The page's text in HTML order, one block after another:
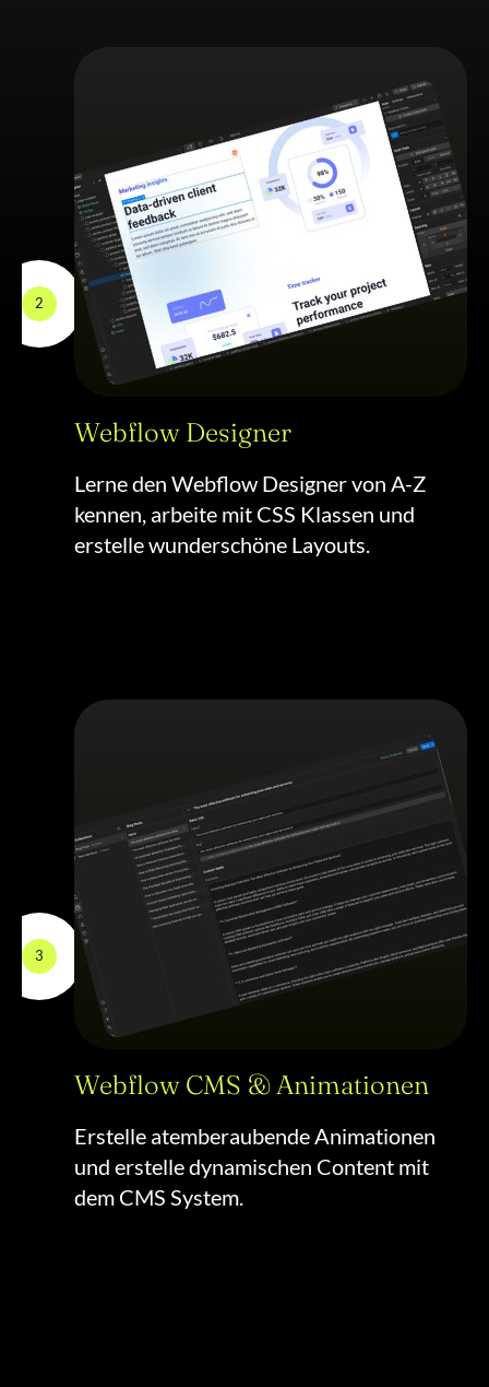
Webflow Designer
Lerne den Webflow Designer von A-Z
kennen, arbeite mit CSS Klassen und
erstelle wunderschöne Layouts.
2
3
Webflow CMS & Animationen
Erstelle atemberaubende Animationen
und erstelle dynamischen Content mit
dem CMS System.